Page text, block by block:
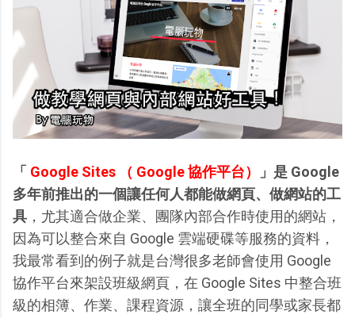
「 Google Sites （ Google 協作平台）
」是 Google
多年前推出的一個讓任何人都能做網頁、做網站的工
具 ，尤其適合做企業、團隊內部合作時使用的網站，
因為可以整合來自 Google 雲端硬碟等服務的資料，
我最常看到的例子就是台灣很多老師會使用 Google
協作平台來架設班級網頁，在 Google Sites 中整合班
級的相簿、作業、課程資源，讓全班的同學或家長都